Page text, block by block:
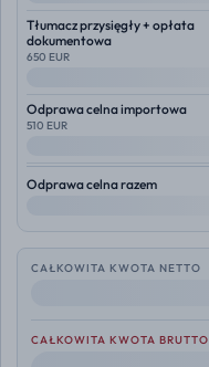
Tłumacz przysięgły + opłata
dokumentowa
650 EUR
Odprawa celna importowa
510 EUR
Odprawa celna razem
CAŁKOWITA KWOTA NETTO
CAŁKOWITA KWOTA BRUTTO